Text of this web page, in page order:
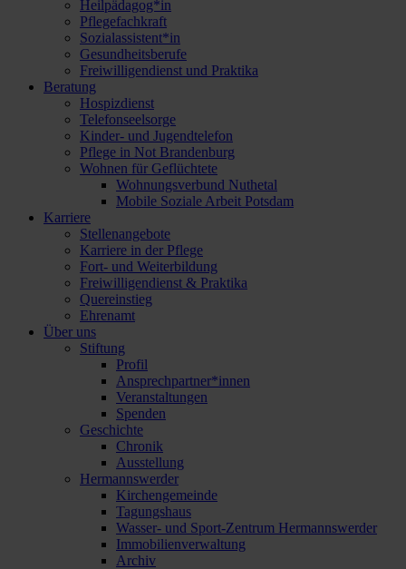
Heilpädagog*in
Pflegefachkraft
Sozialassistent*in
Gesundheitsberufe
Freiwilligendienst und Praktika
Beratung
Hospizdienst
Telefonseelsorge
Kinder- und Jugendtelefon
Pflege in Not Brandenburg
Wohnen für Geflüchtete
Wohnungsverbund Nuthetal
Mobile Soziale Arbeit Potsdam
Karriere
Stellenangebote
Karriere in der Pflege
Fort- und Weiterbildung
Freiwilligendienst & Praktika
Quereinstieg
Ehrenamt
Über uns
Stiftung
Profil
Ansprechpartner*innen
Veranstaltungen
Spenden
Geschichte
Chronik
Ausstellung
Hermannswerder
Kirchengemeinde
Tagungshaus
Wasser- und Sport-Zentrum Hermannswerder
Immobilienverwaltung
Archiv